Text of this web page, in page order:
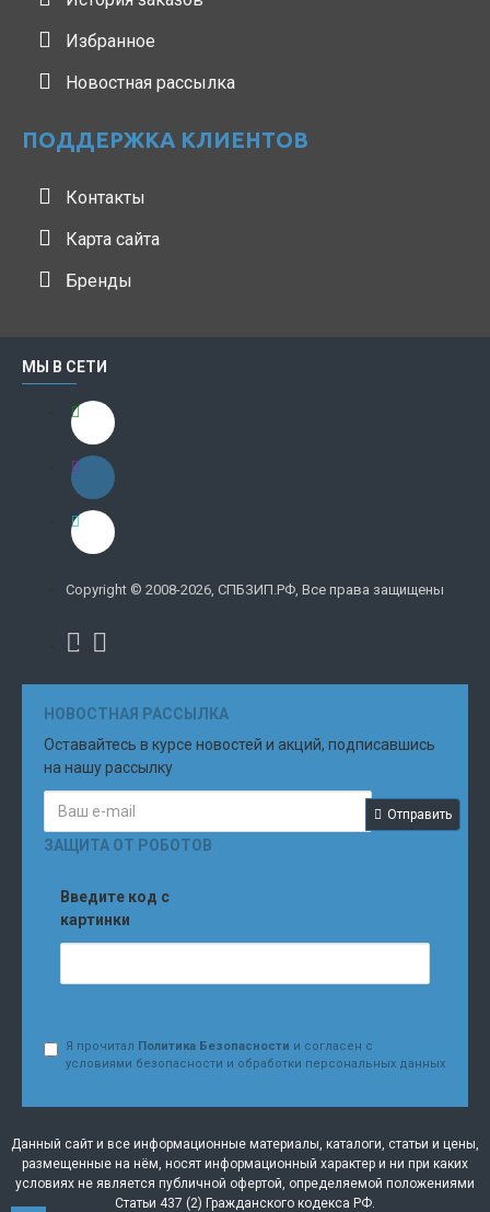
Избранное
Новостная рассылка
ПОДДЕРЖКА КЛИЕНТОВ
Контакты
Карта сайта
Бренды
МЫ В СЕТИ
Copyright © 2008-2026, СПБЗИП.РФ, Все права защищены
НОВОСТНАЯ РАССЫЛКА
Оставайтесь в курсе новостей и акций, подписавшись
на нашу рассылку
Отправить
ЗАЩИТА ОТ РОБОТОВ
Введите код с
картинки
Я прочитал Политика Безопасности и согласен с
условиями безопасности и обработки персональных данных
Данный сайт и все информационные материалы, каталоги, статьи и цены,
размещенные на нём, носят информационный характер и ни при каких
условиях не является публичной офертой, определяемой положениями
Статьи 437 (2) Гражданского кодекса РФ.